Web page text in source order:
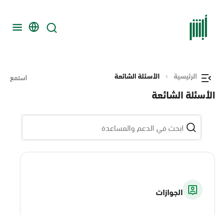
الرئيسية الأسئلة الشائعة استمع
الأسئلة الشائعة
الجوازات